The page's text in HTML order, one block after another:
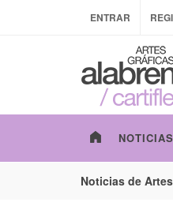
ENTRAR
NOTICIAS
Noticias de
de envases con un